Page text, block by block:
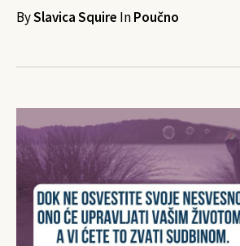
BySlavica Squire InPoučno